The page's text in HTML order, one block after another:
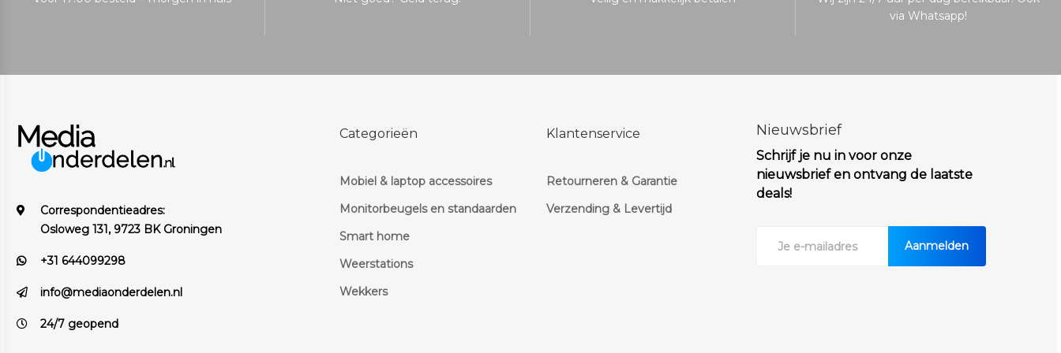
via Whatsapp!
Correspondentieadres:
Osloweg 131, 9723 BK Groningen
+31 644099298
info@mediaonderdelen.nl
24/7 geopend
Categorieën
Mobiel & laptop accessoires
Monitorbeugels en standaarden
Smart home
Weerstations
Wekkers
Klantenservice
Retourneren & Garantie
Verzending & Levertijd
Nieuwsbrief
Schrijf je nu in voor onze
nieuwsbrief en ontvang de laatste
deals!
Aanmelden